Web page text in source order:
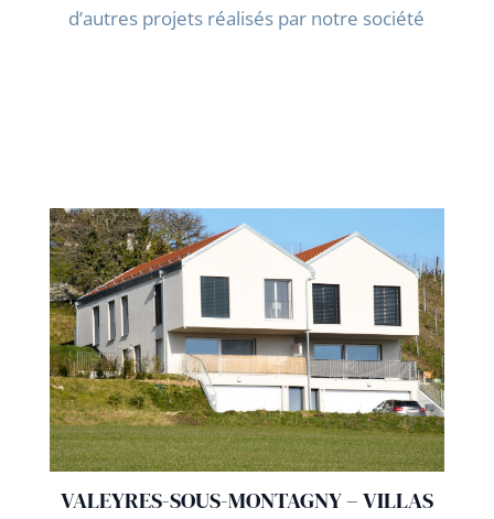
d’autres projets réalisés par notre société
VALEYRES-SOUS-MONTAGNY – VILLAS